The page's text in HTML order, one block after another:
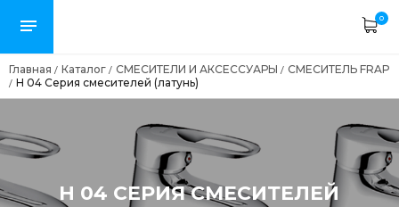
0
Главная / Каталог / СМЕСИТЕЛИ И АКСЕССУАРЫ / СМЕСИТЕЛЬ FRAP
/ H 04 Серия смесителей (латунь)
H 04 СЕРИЯ СМЕСИТЕЛЕЙ